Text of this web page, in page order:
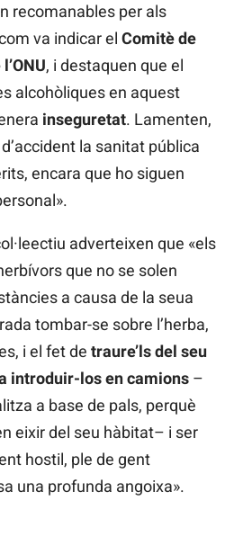
recomanables per als
va indicar el Comitè de
, i destaquen que el
alcohòliques en aquest
inseguretat. Lamenten,
la sanitat pública
encara que ho siguen
adverteixen que «els
que no se solen
a causa de la seua
tombar-se sobre l’herba,
i el fet de traure’ls del seu
introduir-los en camions –
a base de pals, perquè
eixir del seu hàbitat– i ser
hostil, ple de gent
una profunda angoixa».